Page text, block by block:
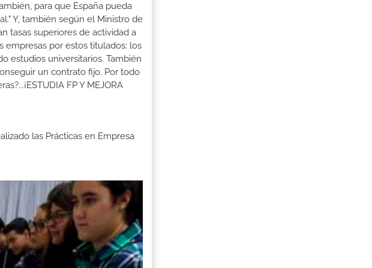
para que España pueda
Y, también según el Ministro de
tasas superiores de actividad a
empresas por estos titulados: los
estudios universitarios. También
un contrato fijo. Por todo
FP Y MEJORA
las Prácticas en Empresa